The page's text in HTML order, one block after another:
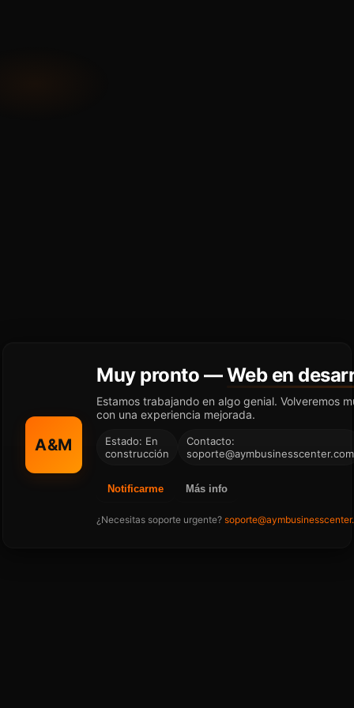
A&M
Muy pronto —Web en
Estamos trabajando en algo genial. Volveremos
con una experiencia mejorada.
Estado: En
construcción
Contacto:
soporte@aymbusinesscenter.com
Notificarme Más info
¿Necesitas soporte urgente?